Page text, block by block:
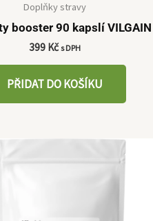
Doplňky stravy
booster 90 kapslí VILGAIN
399 Kč s DPH
PŘIDAT DO KOŠÍKU